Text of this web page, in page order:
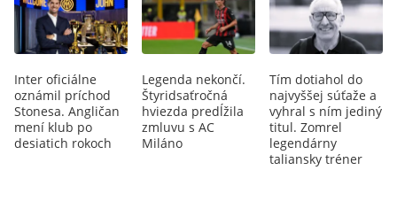
Inter oficiálne
oznámil príchod
Stonesa. Angličan
mení klub po
desiatich rokoch
Legenda nekončí.
Štyridsaťročná
hviezda predĺžila
zmluvu s AC
Miláno
Tím dotiahol do
najvyššej súťaže a
vyhral s ním jediný
titul. Zomrel
legendárny
taliansky tréner